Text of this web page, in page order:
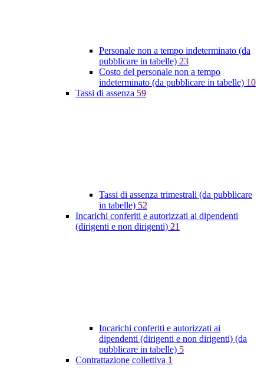
Personale non a tempo indeterminato (da
pubblicare in tabelle) 23
Costo del personale non a tempo
indeterminato (da pubblicare in tabelle) 10
Tassi di assenza 59
Tassi di assenza trimestrali (da pubblicare
in tabelle) 52
Incarichi conferiti e autorizzati ai dipendenti
(dirigenti e non dirigenti) 21
Incarichi conferiti e autorizzati ai
dipendenti (dirigenti e non dirigenti) (da
pubblicare in tabelle) 5
Contrattazione collettiva 1